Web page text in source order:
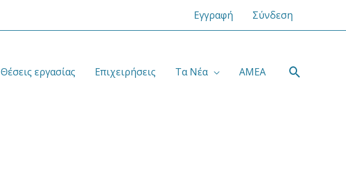
Εγγραφή Σύνδεση
Θέσεις εργασίας Επιχειρήσεις Τα Νέα ΑΜΕΑ